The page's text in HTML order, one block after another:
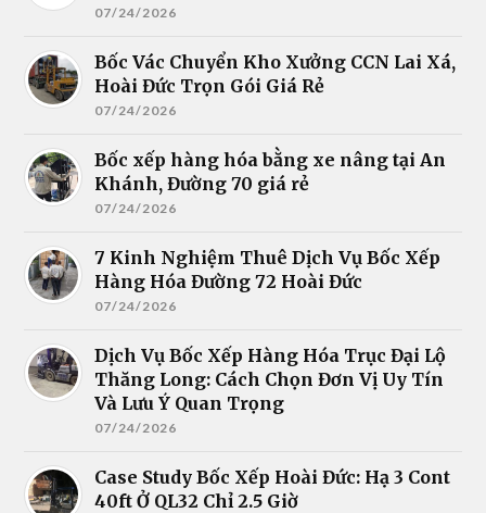
07/24/2026
Bốc Vác Chuyển Kho Xưởng CCN Lai Xá,
Hoài Đức Trọn Gói Giá Rẻ
07/24/2026
Bốc xếp hàng hóa bằng xe nâng tại An
Khánh, Đường 70 giá rẻ
07/24/2026
7 Kinh Nghiệm Thuê Dịch Vụ Bốc Xếp
Hàng Hóa Đường 72 Hoài Đức
07/24/2026
Dịch Vụ Bốc Xếp Hàng Hóa Trục Đại Lộ
Thăng Long: Cách Chọn Đơn Vị Uy Tín
Và Lưu Ý Quan Trọng
07/24/2026
Case Study Bốc Xếp Hoài Đức: Hạ 3 Cont
40ft Ở QL32 Chỉ 2.5 Giờ